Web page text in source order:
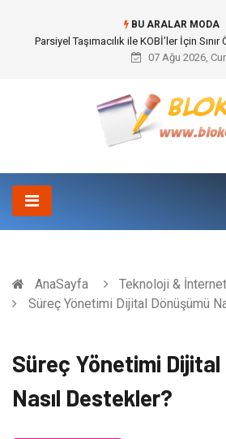
BU ARALAR MODA
Parsiyel Taşımacılık ile KOBİ’ler İçin
07 Ağu 2026,
AnaSayfa
Teknoloji & İnternet
Süreç Yönetimi Dijital Dönüşümü
Süreç Yönetimi Dijital
Nasıl Destekler?